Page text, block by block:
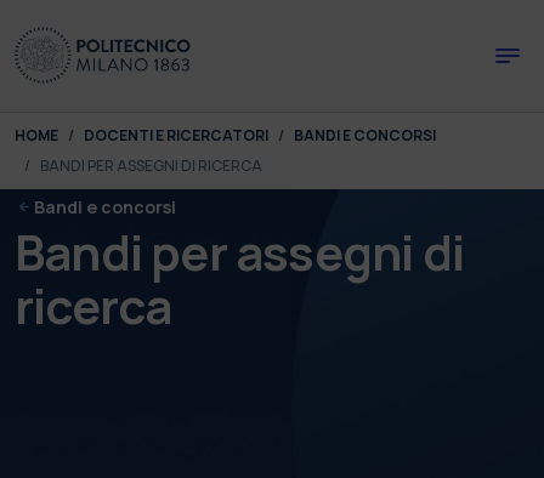
You are here:
HOME DOCENTI E RICERCATORI
BANDI E CONCORSI
BANDI PER ASSEGNI DI RICERCA
Bandi e concorsi
Bandi per assegni di
ricerca